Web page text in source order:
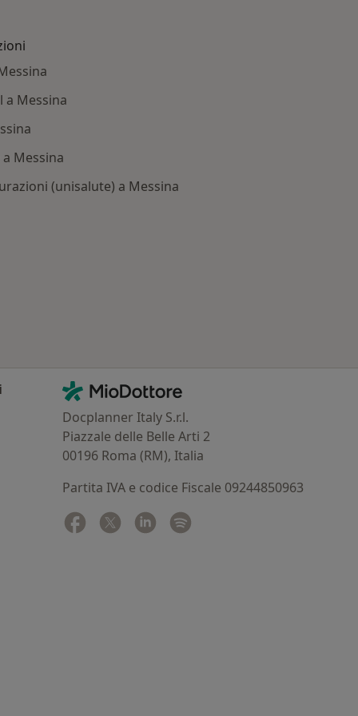
a Messina
Messina
(unisalute) a Messina
Contatti
MioDottore - Homepage
Docplanner Italy S.r.l.
Piazzale delle Belle Arti 2
00196 Roma (RM), Italia
Partita IVA e codice Fiscale 09244850963
Facebook
si apre in una nuova scheda
Twitter
si apre in una nuova scheda
Linkedin
si apre in una nuova scheda